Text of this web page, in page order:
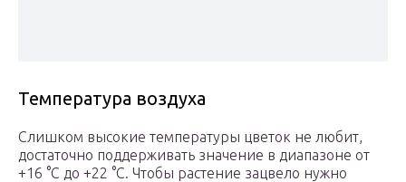
Температура воздуха
Слишком высокие температуры цветок не любит,
достаточно поддерживать значение в диапазоне от
+16 °C до +22 °C. Чтобы растение зацвело нужно